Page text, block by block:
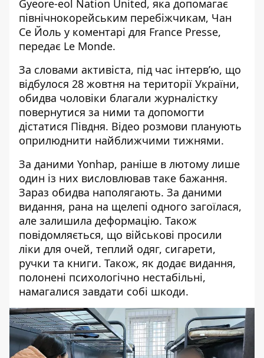
Gyeore-eol Nation United, яка допомагає
північнокорейським перебіжчикам, Чан
Се Йоль у коментарі для France Presse,
передає Le Monde.
За словами активіста, під час інтерв’ю, що
відбулося 28 жовтня на території України,
обидва чоловіки благали журналістку
повернутися за ними та допомогти
дістатися Півдня. Відео розмови планують
оприлюднити найближчими тижнями.
За даними Yonhap, раніше в лютому лише
один із них висловлював таке бажання.
Зараз обидва наполягають. За даними
видання, рана на щелепі одного загоїлася,
але залишила деформацію. Також
повідомляється, що військові просили
ліки для очей, теплий одяг, сигарети,
ручки та книги. Також, як додає видання,
полонені психологічно нестабільні,
намагалися завдати собі шкоди.